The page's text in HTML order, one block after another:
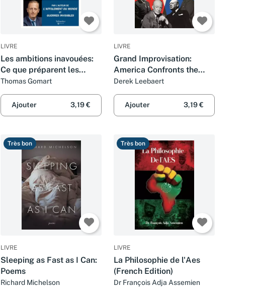
LIVRE
Les ambitions inavouées:
Ce que préparent les
grandes puissances
Thomas Gomart
Ajouter 3,19 €
LIVRE
Grand Improvisation:
America Confronts the
British Superpower, 1945-
1957
Derek Leebaert
Ajouter 3,19 €
Très bon
LIVRE
Sleeping as Fast as I Can:
Poems
Richard Michelson
Très bon
LIVRE
La Philosophie de l'Aes
(French Edition)
Dr François Adja Assemien